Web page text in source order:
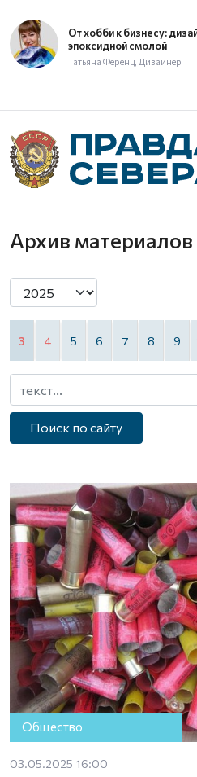
От хобби к бизнесу:
эпоксидной смолой
Татьяна Ференц, Дизайнер
Архив материалов
3 4 5 6 7 8 9
Поиск по сайту
Общество
03.05.2025 16:00